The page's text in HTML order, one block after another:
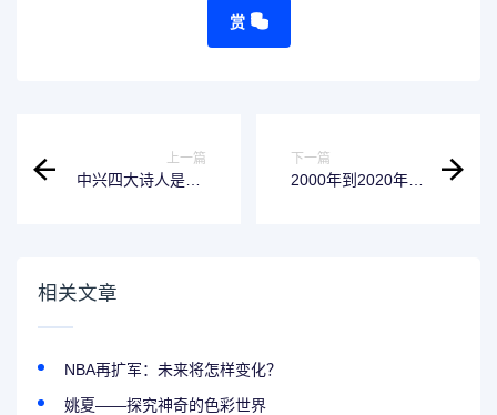
赏
上一篇
中兴四大诗人是谁-
下一篇
2000年到2020年有
相关文章
NBA再扩军：未来将怎样变化？
姚夏——探究神奇的色彩世界